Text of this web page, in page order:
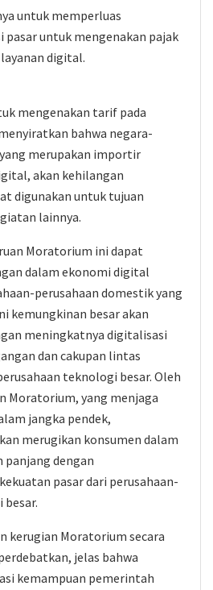
untuk memperluas
pasar untuk mengenakan pajak
digital.
mengenakan tarif pada
bahwa negara-
merupakan importir
akan kehilangan
digunakan untuk tujuan
lainnya.
Moratorium ini dapat
dalam ekonomi digital
perusahaan domestik yang
kemungkinan besar akan
meningkatnya digitalisasi
dan cakupan lintas
teknologi besar. Oleh
Moratorium, yang menjaga
jangka pendek,
merugikan konsumen dalam
panjang dengan
pasar dari perusahaan-
kerugian Moratorium secara
jelas bahwa
kemampuan pemerintah